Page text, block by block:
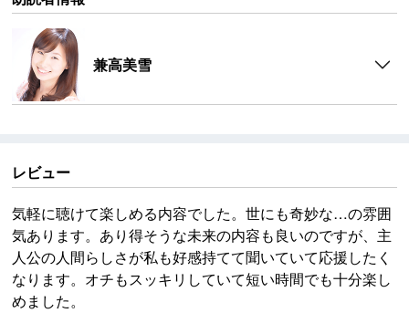
兼高美雪
レビュー
気軽に聴けて楽しめる内容でした。世にも奇妙な…の雰囲
気あります。あり得そうな未来の内容も良いのですが、主
人公の人間らしさが私も好感持てて聞いていて応援したく
なります。オチもスッキリしていて短い時間でも十分楽し
めました。